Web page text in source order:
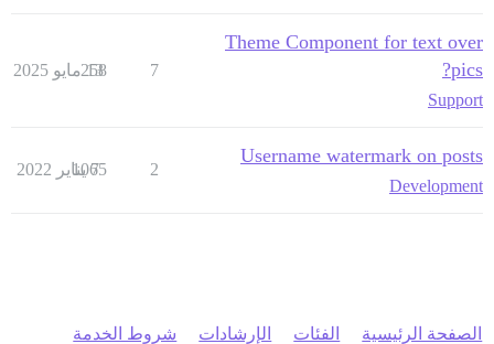
Theme Component for text over
pics?
Support
7
258
13 مايو 2025
Username watermark on posts
Development
2
1065
7 يناير 2022
الصفحة الرئيسية الفئات الإرشادات شروط الخدمة